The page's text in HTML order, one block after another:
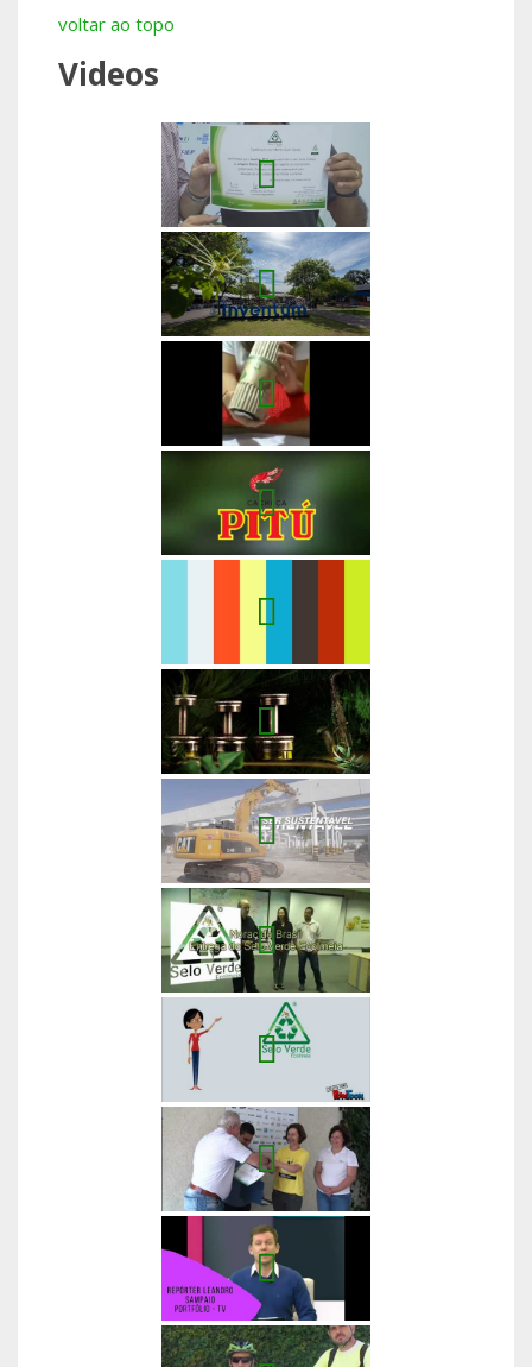
voltar ao topo
Videos